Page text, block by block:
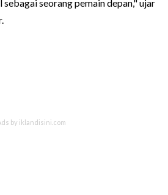
seorang pemain depan," ujar